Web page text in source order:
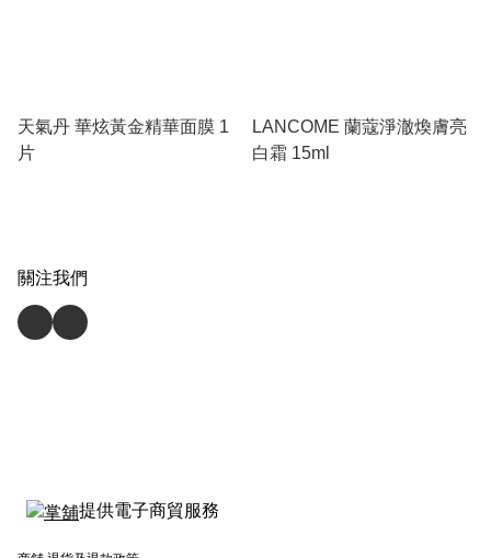
天氣丹 華炫黃金精華面膜 1
片
LANCOME 蘭蔻淨澈煥膚亮
白霜 15ml
關注我們
提供電子商貿服務